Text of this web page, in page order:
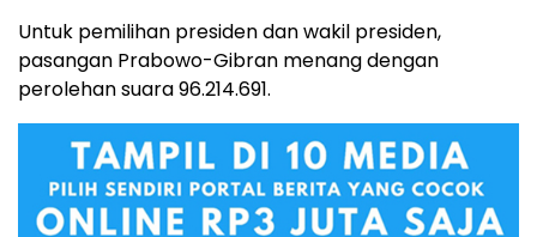
Untuk pemilihan presiden dan wakil presiden,
pasangan Prabowo-Gibran menang dengan
perolehan suara 96.214.691.